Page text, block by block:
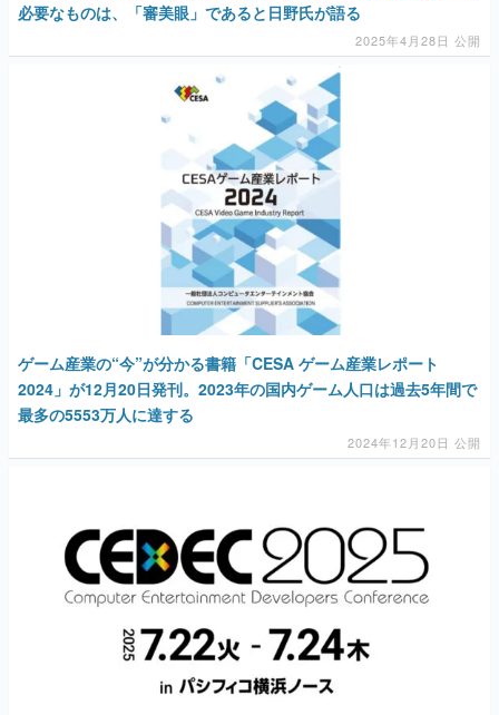
必要なものは、「審美眼」であると日野氏が語る
2025年4月28日 公開
ゲーム産業の“今”が分かる書籍「CESA ゲーム産業レポート
2024」が12月20日発刊。2023年の国内ゲーム人口は過去5年間で
最多の5553万人に達する
2024年12月20日 公開